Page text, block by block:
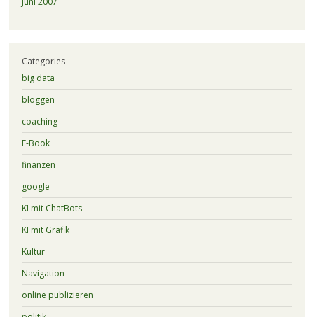
Categories
big data
bloggen
coaching
E-Book
finanzen
google
KI mit ChatBots
KI mit Grafik
Kultur
Navigation
online publizieren